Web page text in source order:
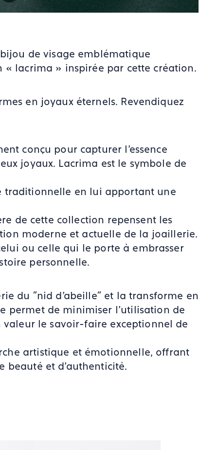
de visage emblématique
lacrima » inspirée par cette création.
en joyaux éternels. Revendiquez
conçu pour capturer l'essence
joyaux. Lacrima est le symbole de
traditionnelle en lui apportant une
de cette collection repensent les
moderne et actuelle de la joaillerie.
ou celle qui le porte à embrasser
personnelle.
du "nid d'abeille" et la transforme en
permet de minimiser l'utilisation de
le savoir-faire exceptionnel de
artistique et émotionnelle, offrant
beauté et d'authenticité.